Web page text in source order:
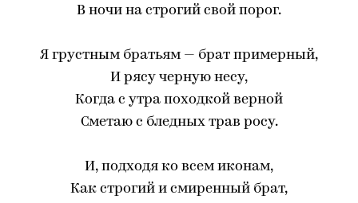
В ночи на строгий свой порог.
Я грустным братьям — брат примерный,
И рясу черную несу,
Когда с утра походкой верной
Сметаю с бледных трав росу.
И, подходя ко всем иконам,
Как строгий и смиренный брат,